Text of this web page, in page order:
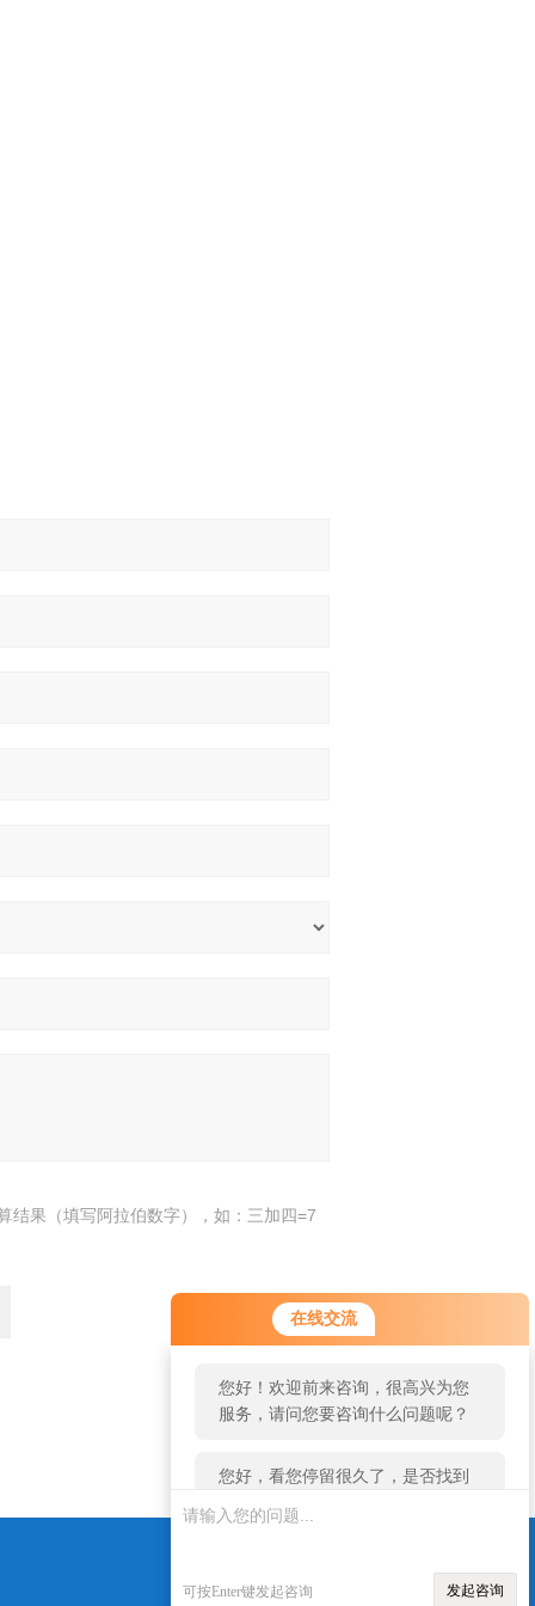
在线交流
您好！欢迎前来咨询，很高兴为您
服务，请问您要咨询什么问题呢？
您好，看您停留很久了，是否找到
了需求产品，您可以直接在线与我
可按Enter键发起咨询 发起咨询
结果（填写阿拉伯数字），如：三加四=7